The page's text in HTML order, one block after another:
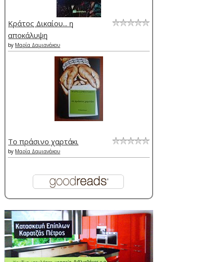
Κράτος Δικαίου... η
αποκάλυψη
by Μαρία Δαμιανάκου
Το πράσινο χαρτάκι
by Μαρία Δαμιανάκου